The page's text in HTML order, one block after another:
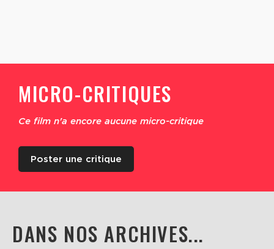
MICRO-CRITIQUES
Ce film n'a encore aucune micro-critique
Poster une critique
DANS NOS ARCHIVES...